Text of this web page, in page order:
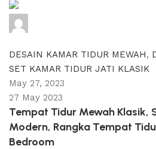
DESAIN KAMAR TIDUR MEWAH,
SET KAMAR TIDUR JATI KLASIK
May 27, 2023
27 May 2023
Tempat Tidur Mewah Klasik,
Modern, Rangka Tempat
Bedroom